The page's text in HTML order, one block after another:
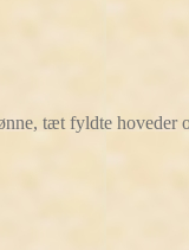
tæt fyldte